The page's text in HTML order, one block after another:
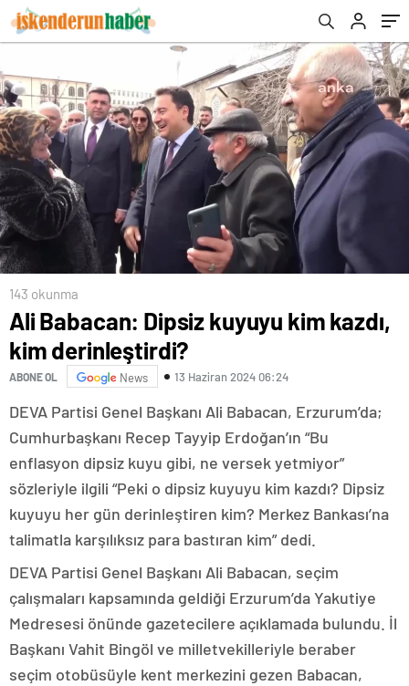
143 okunma
Ali Babacan: Dipsiz kuyuyu kim kazdı,
kim derinleştirdi?
ABONE OL News 13 Haziran 2024 06:24
DEVA Partisi Genel Başkanı Ali Babacan, Erzurum’da;
Cumhurbaşkanı Recep Tayyip Erdoğan’ın “Bu
enflasyon dipsiz kuyu gibi, ne versek yetmiyor”
sözleriyle ilgili “Peki o dipsiz kuyuyu kim kazdı? Dipsiz
kuyuyu her gün derinleştiren kim? Merkez Bankası’na
talimatla karşılıksız para bastıran kim” dedi.
DEVA Partisi Genel Başkanı Ali Babacan, seçim
çalışmaları kapsamında geldiği Erzurum’da Yakutiye
Medresesi önünde gazetecilere açıklamada bulundu. İl
Başkanı Vahit Bingöl ve milletvekilleriyle beraber
seçim otobüsüyle kent merkezini gezen Babacan,
Birliği’ni Ziyaret Etti